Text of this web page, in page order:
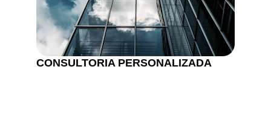
CONSULTORIA PERSONALIZADA